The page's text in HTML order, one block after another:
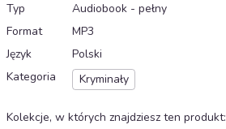
Typ
Audiobook - pełny
Format
MP3
Język
Polski
Kategoria
Kryminały
Kolekcje, w których znajdziesz ten produkt: